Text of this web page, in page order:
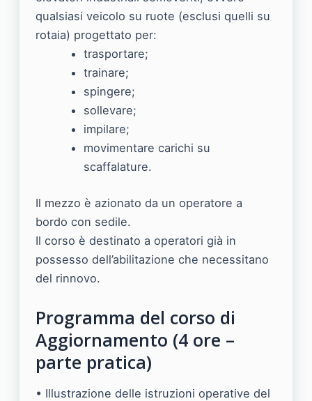
qualsiasi veicolo su ruote (esclusi quelli su
rotaia) progettato per:
trasportare;
trainare;
spingere;
sollevare;
impilare;
movimentare carichi su
scaffalature.
Il mezzo è azionato da un operatore a
bordo con sedile.
Il corso è destinato a operatori già in
possesso dell’abilitazione che necessitano
del rinnovo.
Programma del corso di
Aggiornamento (4 ore –
parte pratica)
• Illustrazione delle istruzioni operative del